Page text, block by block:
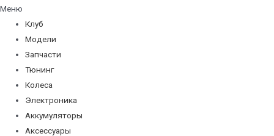
Меню
Клуб
Модели
Запчасти
Тюнинг
Колеса
Электроника
Аккумуляторы
Аксессуары